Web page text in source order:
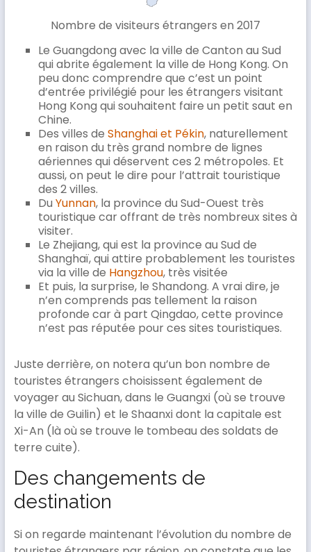
Nombre de visiteurs étrangers en 2017
Le Guangdong avec la ville de Canton au Sud
qui abrite également la ville de Hong Kong. On
peu donc comprendre que c’est un point
d’entrée privilégié pour les étrangers visitant
Hong Kong qui souhaitent faire un petit saut en
Chine.
Des villes de Shanghai et Pékin, naturellement
en raison du très grand nombre de lignes
aériennes qui déservent ces 2 métropoles. Et
aussi, on peut le dire pour l’attrait touristique
des 2 villes.
Du Yunnan, la province du Sud-Ouest très
touristique car offrant de très nombreux sites à
visiter.
Le Zhejiang, qui est la province au Sud de
Shanghaï, qui attire probablement les touristes
via la ville de Hangzhou, très visitée
Et puis, la surprise, le Shandong. A vrai dire, je
n’en comprends pas tellement la raison
profonde car à part Qingdao, cette province
n’est pas réputée pour ces sites touristiques.
Juste derrière, on notera qu’un bon nombre de
touristes étrangers choisissent également de
voyager au Sichuan, dans le Guangxi (où se trouve
la ville de Guilin) et le Shaanxi dont la capitale est
Xi-An (là où se trouve le tombeau des soldats de
terre cuite).
Des changements de
destination
Si on regarde maintenant l’évolution du nombre de